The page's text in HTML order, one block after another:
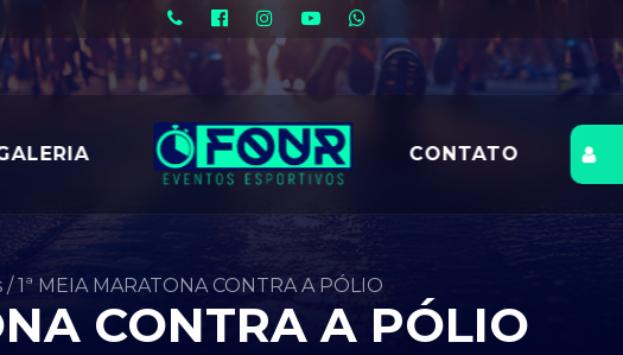
CONTATO
/ 1ª MEIA MARATONA CONTRA A PÓLIO
CONTRA A PÓLIO